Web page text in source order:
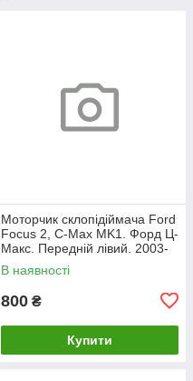
Моторчик склопідіймача Ford
Focus 2, C-Max MK1. Форд Ц-
Макс. Передній лівий. 2003-
2007. 981405110.
В наявності
800 ₴
Купити